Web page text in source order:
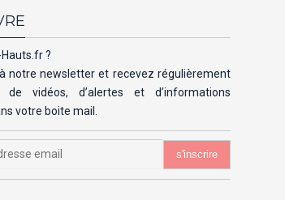
?
notre newsletter et recevez régulièrement
de vidéos, d’alertes et d’informations
votre boite mail.